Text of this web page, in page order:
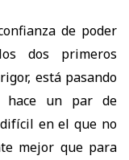
de poder
dos primeros
está pasando
hace un par de
en el que no
mejor que para